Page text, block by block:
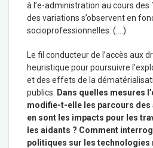
à l’e-administration au cours
des variations s’observent en
socioprofessionnelles. (….)
Le fil conducteur de l’accès aux
heuristique pour poursuivre
et des effets de la
publics.
Dans quelles mesures
modifie-t-elle les parcours des
en sont les impacts pour les
les aidants ? Comment
politiques sur les technologies